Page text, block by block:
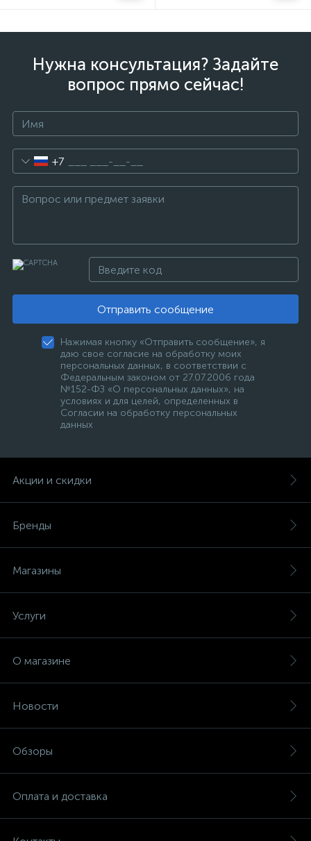
Нужна консультация? Задайте
вопрос прямо сейчас!
+7
Отправить сообщение
Нажимая кнопку «Отправить сообщение», я
даю свое согласие на обработку моих
персональных данных, в соответствии с
Федеральным законом от 27.07.2006 года
№152-ФЗ «О персональных данных», на
условиях и для целей, определенных в
Согласии на обработку персональных
данных
Акции и скидки
Бренды
Магазины
Услуги
О магазине
Новости
Обзоры
Оплата и доставка